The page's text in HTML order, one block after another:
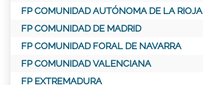
FP COMUNIDAD AUTÓNOMA DE LA RIOJA
FP COMUNIDAD DE MADRID
FP COMUNIDAD FORAL DE NAVARRA
FP COMUNIDAD VALENCIANA
FP EXTREMADURA